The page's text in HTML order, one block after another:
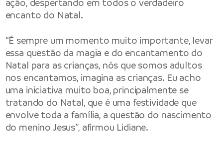
ação, despertando em todos o verdadeiro
encanto do Natal.
“É sempre um momento muito importante, levar
essa questão da magia e do encantamento do
Natal para as crianças, nós que somos adultos
nos encantamos, imagina as crianças. Eu acho
uma iniciativa muito boa, principalmente se
tratando do Natal, que é uma festividade que
envolve toda a família, a questão do nascimento
do menino Jesus”, afirmou Lidiane.